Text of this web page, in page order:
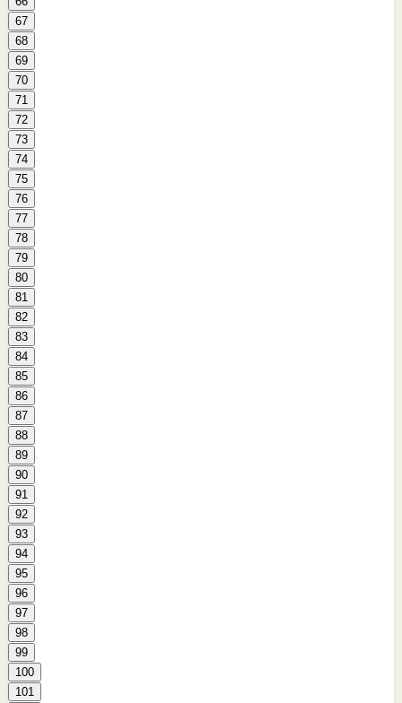
67
68
69
70
71
72
73
74
75
76
77
78
79
80
81
82
83
84
85
86
87
88
89
90
91
92
93
94
95
96
97
98
99
100
101